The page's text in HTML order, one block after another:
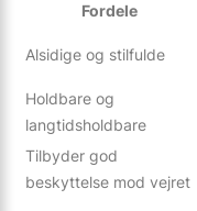
Fordele
Alsidige og stilfulde
Holdbare og
langtidsholdbare
Tilbyder god
beskyttelse mod vejret